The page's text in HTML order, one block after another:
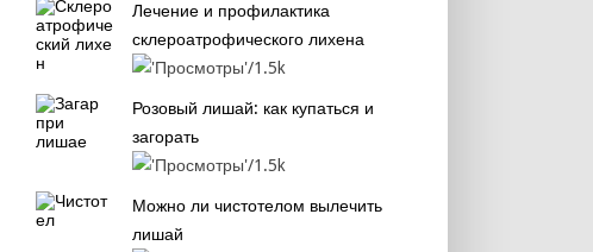
Лечение и профилактика
склероатрофического лихена
1.5k
Розовый лишай: как купаться и
загорать
1.5k
Можно ли чистотелом вылечить
лишай